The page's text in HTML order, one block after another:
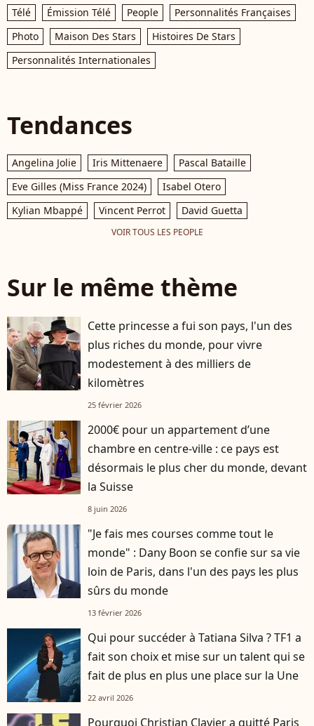
Télé Émission Télé People
Personnalités Françaises
Photo
Maison Des Stars
Histoires De Stars
Personnalités Internationales
Tendances
Angelina Jolie Iris Mittenaere
Pascal Bataille
Eve Gilles (Miss France 2024)
Isabel Otero
Kylian Mbappé
Vincent Perrot David Guetta
VOIR TOUS LES PEOPLE
Sur le même thème
Cette princesse a fui son pays, l'un des
plus riches du monde, pour vivre
modestement à des milliers de
kilomètres
25 février 2026
2000€ pour un appartement d’une
chambre en centre-ville : ce pays est
désormais le plus cher du monde, devant
la Suisse
8 juin 2026
"Je fais mes courses comme tout le
monde" : Dany Boon se confie sur sa vie
loin de Paris, dans l'un des pays les plus
sûrs du monde
13 février 2026
Qui pour succéder à Tatiana Silva ? TF1 a
fait son choix et mise sur un talent qui se
fait de plus en plus une place sur la Une
22 avril 2026
Pourquoi Christian Clavier a quitté Paris